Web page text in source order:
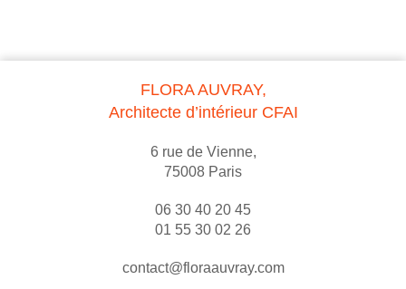
FLORA AUVRAY,
Architecte d’intérieur CFAI
6 rue de Vienne,
75008 Paris
06 30 40 20 45
01 55 30 02 26
contact@floraauvray.com